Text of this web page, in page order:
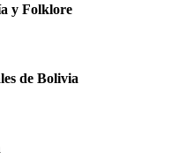
y Folklore
de Bolivia